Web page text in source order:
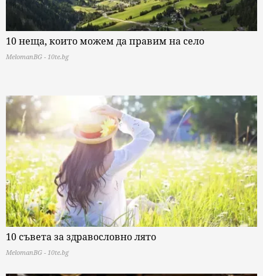
10 неща, които можем да правим на село
MelomanBG - 10te.bg
10 съвета за здравословно лято
MelomanBG - 10te.bg